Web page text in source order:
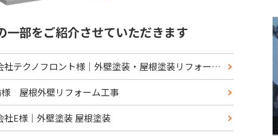
一部をご紹介させていただきます
八潮市 株式会社テクノフロント様｜外壁塗装・屋根塗装リフォーム工事
屋根外壁リフォーム工事
E様｜外壁塗装 屋根塗装